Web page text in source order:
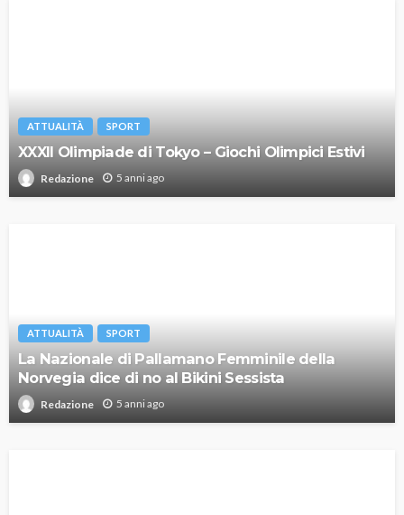
ATTUALITÀ SPORT
XXXII Olimpiade di Tokyo – Giochi Olimpici Estivi
Redazione 5 anni ago
ATTUALITÀ SPORT
La Nazionale di Pallamano Femminile della
Norvegia dice di no al Bikini Sessista
Redazione 5 anni ago